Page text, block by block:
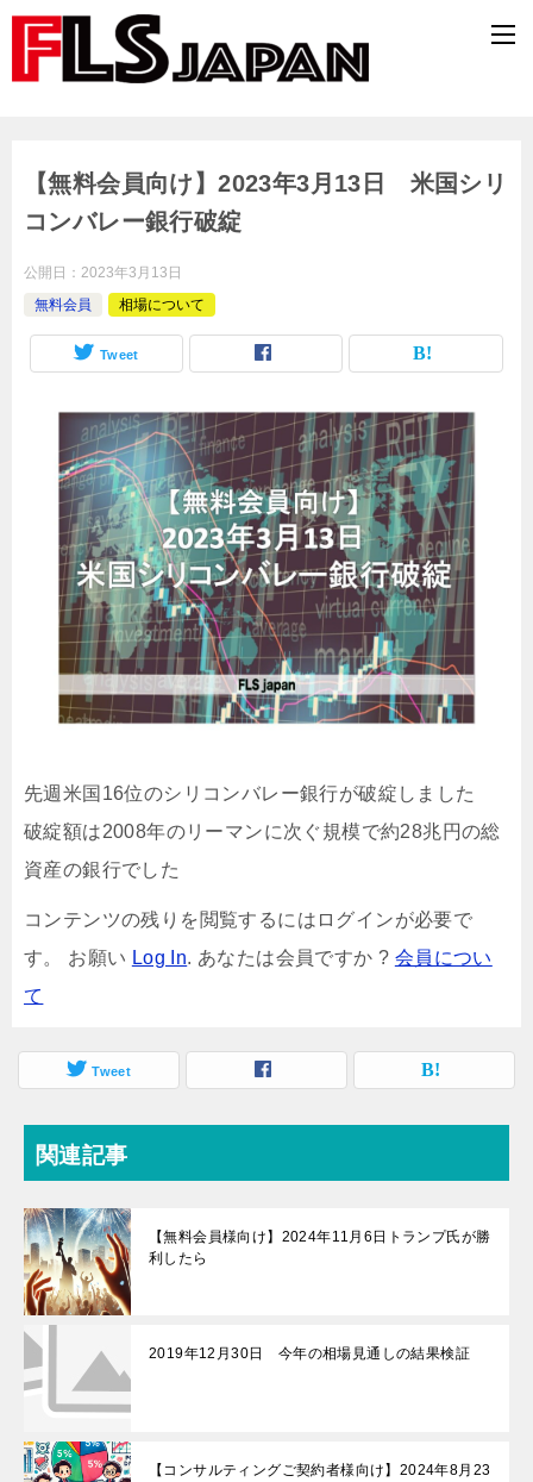
【無料会員向け】2023年3月13日 米国シリ
コンバレー銀行破綻
公開日： 2023年3月13日
無料会員
相場について
Tweet
先週米国16位のシリコンバレー銀行が破綻しました
破綻額は2008年のリーマンに次ぐ規模で約28兆円の総
資産の銀行でした
コンテンツの残りを閲覧するにはログインが必要で
す。 お願い Log In. あなたは会員ですか ? 会員につい
て
Tweet
関連記事
【無料会員様向け】2024年11月6日トランプ氏が勝
利したら
2019年12月30日 今年の相場見通しの結果検証
【コンサルティングご契約者様向け】2024年8月23